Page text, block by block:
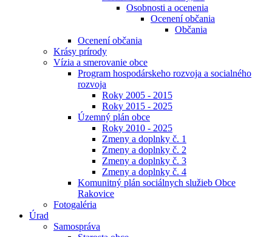
Osobnosti a ocenenia
Ocenení občania
Občania
Ocenení občania
Krásy prírody
Vízia a smerovanie obce
Program hospodárskeho rozvoja a socialného
rozvoja
Roky 2005 - 2015
Roky 2015 - 2025
Územný plán obce
Roky 2010 - 2025
Zmeny a doplnky č. 1
Zmeny a doplnky č. 2
Zmeny a doplnky č. 3
Zmeny a doplnky č. 4
Komunitný plán sociálnych služieb Obce
Rakovice
Fotogaléria
Úrad
Samospráva